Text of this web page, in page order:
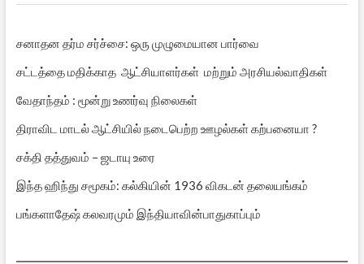
சனாதன தர்ம சர்ச்சை: ஒரு முழுமையான பார்வை
சட்டத்தை மதிக்காத ஆட்சியாளர்கள் மற்றும் அரசியல்வாதிகள்
வேதாந்தம் : மூன்று உணர்வு நிலைகள்
திராவிட மாடல் ஆட்சியில் நடைபெற்ற ஊழல்கள் கற்பனையா ?
சக்தி தத்துவம் – ஜடாயு உரை
இந்த ஹிந்து சமூகம்: கல்கியின் 1936 விகடன் தலையங்கம்
பங்களாதேஷ் கலவரமும் இந்தியாவின்பாதுகாப்பும்